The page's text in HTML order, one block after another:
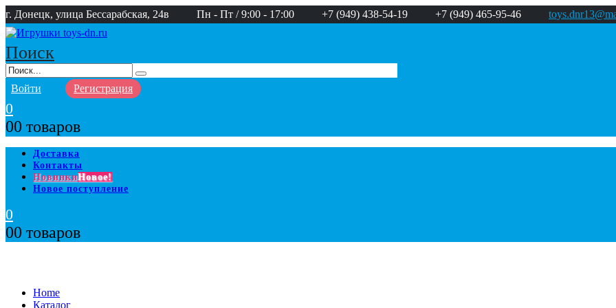
г. Донецк, улица Бессарабская, 24в Пн - Пт / 9:00 - 17:00 +7 (949) 438-54-19 +7 (949) 465-95-46
Поиск
Войти Регистрация
0
00 товаров
Доставка
Контакты
НовинкиНовое!
Новое поступление
0
00 товаров
Home
Каталог